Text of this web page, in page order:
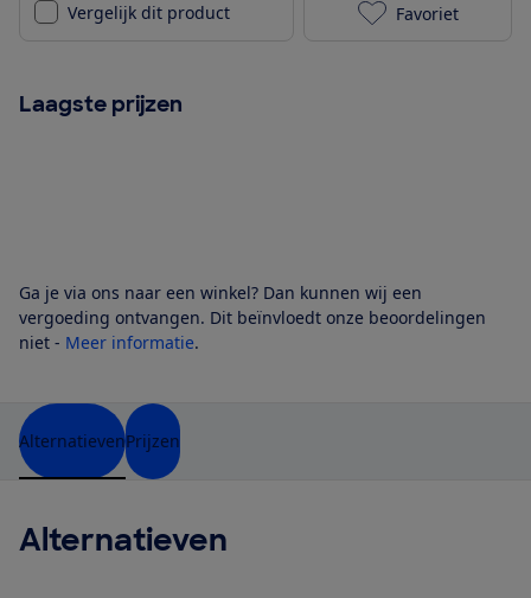
Vergelijk dit product Levoit LV-
Favoriet
Laagste prijzen
Ga je via ons naar een winkel? Dan kunnen wij een
vergoeding ontvangen. Dit beïnvloedt onze beoordelingen
niet - Meer informatie.
AlternatievenPrijzen
Alternatieven